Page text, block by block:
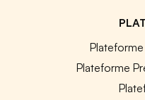
Plateforme